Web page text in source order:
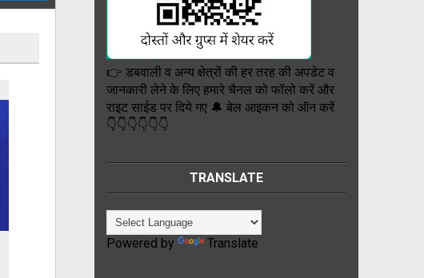
👉 डबवाली व अन्य क्षेत्रों की हर तरह की अपडेट व
जानकारी लेने के लिए हमारे चैनल को फॉलो करें और
राइट साईड पर दिये गए 🔔 बेल आइकन को ऑन करें
👇👇👇👇👇👇
TRANSLATE
Powered by Translate